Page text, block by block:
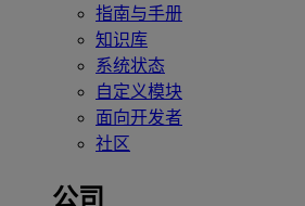
指南与手册
知识库
系统状态
自定义模块
面向开发者
社区
公司